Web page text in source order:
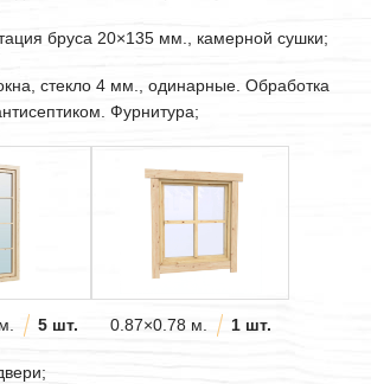
бруса 20×135 мм., камерной сушки;
стекло 4 мм., одинарные. Обработка
Фурнитура;
5 шт. 0.87×0.78 м. 1 шт.